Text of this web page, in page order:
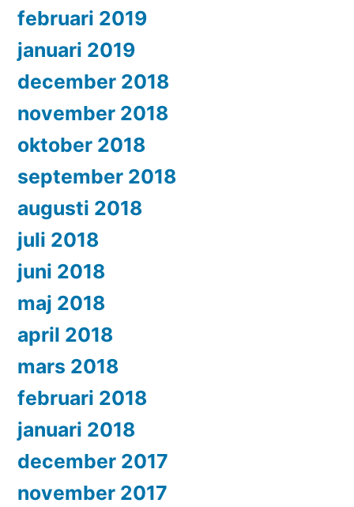
februari 2019
januari 2019
december 2018
november 2018
oktober 2018
september 2018
augusti 2018
juli 2018
juni 2018
maj 2018
april 2018
mars 2018
februari 2018
januari 2018
december 2017
november 2017